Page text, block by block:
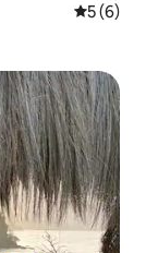
5 de
5 (6)